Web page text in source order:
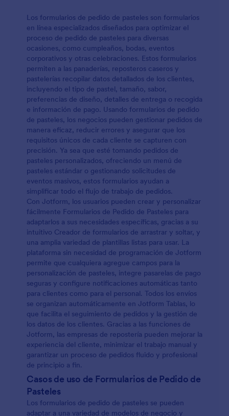
Los formularios de pedido de pasteles son formularios
en línea especializados diseñados para optimizar el
proceso de pedido de pasteles para diversas
ocasiones, como cumpleaños, bodas, eventos
corporativos y otras celebraciones. Estos formularios
permiten a las panaderías, reposteros caseros y
pastelerías recopilar datos detallados de los clientes,
incluyendo el tipo de pastel, tamaño, sabor,
preferencias de diseño, detalles de entrega o recogida
e información de pago. Usando formularios de pedido
de pasteles, los negocios pueden gestionar pedidos de
manera eficaz, reducir errores y asegurar que los
requisitos únicos de cada cliente se capturen con
precisión. Ya sea que esté tomando pedidos de
pasteles personalizados, ofreciendo un menú de
pasteles estándar o gestionando solicitudes de
eventos masivos, estos formularios ayudan a
simplificar todo el flujo de trabajo de pedidos.
Con Jotform, los usuarios pueden crear y personalizar
fácilmente Formularios de Pedido de Pasteles para
adaptarlos a sus necesidades específicas, gracias a su
intuitivo Creador de formularios de arrastrar y soltar, y
una amplia variedad de plantillas listas para usar. La
plataforma sin necesidad de programación de Jotform
permite que cualquiera agregue campos para la
personalización de pasteles, integre pasarelas de pago
seguras y configure notificaciones automáticas tanto
para clientes como para el personal. Todos los envíos
se organizan automáticamente en Jotform Tablas, lo
que facilita el seguimiento de pedidos y la gestión de
los datos de los clientes. Gracias a las funciones de
Jotform, las empresas de repostería pueden mejorar la
experiencia del cliente, minimizar el trabajo manual y
garantizar un proceso de pedidos fluido y profesional
de principio a fin.
Casos de uso de Formularios de Pedido de
Pasteles
Los formularios de pedido de pasteles se pueden
adaptar a una variedad de modelos de negocio y